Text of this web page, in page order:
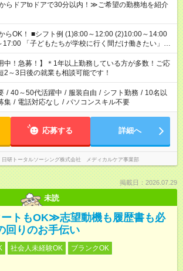
らドアtoドアで30分以内！≫ご希望の勤務地を紹介
～12:00 (2)10:00～14:00
行く間だけ働きたい」
って夕飯の準備がしたい」 「午前中は働いて、午後
ートの時間にしたい」 など、ご希望を教えてくださ
1つのお仕事の勤務時間。 合計で週40時間を超える
できません。
中！急募！】＊1年以上勤務している方が多数！ご応
2～3日後の就業も相談可能です！
/ 40～50代活躍中 / 服装自由 / シフト勤務 / 10名以
集 / 電話対応なし / パソコンスキル不要
応募する 詳細へ
日研トータルソーシング株式会社 メディカルケア事業部
掲載日：2026.07.29
未読
トもOK≫志望動機も履歴書も必
回りのお手伝い
社会人未経験OK
ブランクOK